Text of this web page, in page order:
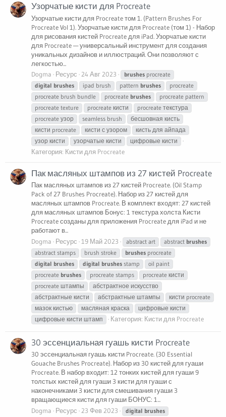
Узорчатые кисти для Procreate
Узорчатые кисти для Procreate том 1. (Pattern Brushes For
Procreate Vol 1). Узорчатые кисти для Procreate (том 1) - Набор
для рисования кистей Procreate для iPad. Узорчатые кисти
для Procreate — универсальный инструмент для создания
уникальных дизайнов и иллюстраций. Они позволяют с
легкостью...
Dogma
Ресурс 24 Авг 2023 brushes procreate
digital brushes ipad brush pattern brushes
procreate
procreate brush bundle
procreate brushes
procreate pattern
procreate texture
procreate кисти
procreate текстура
procreate узор
seamless brush
бесшовная кисть
кисти procreate
кисти с узором
кисть для айпада
узор кисти
узорчатые кисти цифровые кисти
Категория: Кисти для Procreate
Пак масляных штампов из 27 кистей Procreate
Пак масляных штампов из 27 кистей Procreate. (Oil Stamp
Pack of 27 Brushes Procreate). Набор из 27 кистей для
масляных штампов Procreate. В комплект входят: 27 кистей
для масляных штампов Бонус: 1 текстура холста Кисти
Procreate созданы для приложения Procreate для iPad и не
работают в...
Dogma
Ресурс 19 Май 2023 abstract art abstract brushes
abstract stamps
brush stroke brushes procreate
digital brushes digital brushes stamp
oil paint
procreate brushes procreate stamps
procreate кисти
procreate штампы
абстрактное искусство
абстрактные кисти
абстрактные штампы
кисти procreate
мазок кистью
масляная краска
цифровые кисти
цифровые кисти штамп
Категория: Кисти для Procreate
30 эссенциальная гуашь кисти Procreate
30 эссенциальная гуашь кисти Procreate. (30 Essential
Gouache Brushes Procreate). Набор из 30 кистей для гуаши
Procreate. В набор входит: 12 тонких кистей для гуаши 9
толстых кистей для гуаши 3 кисти для гуаши с
наконечниками 3 кисти для смешивания гуаши 3
вращающиеся кисти для гуаши БОНУС: 1...
Dogma
Ресурс 23 Фев 2023 digital brushes